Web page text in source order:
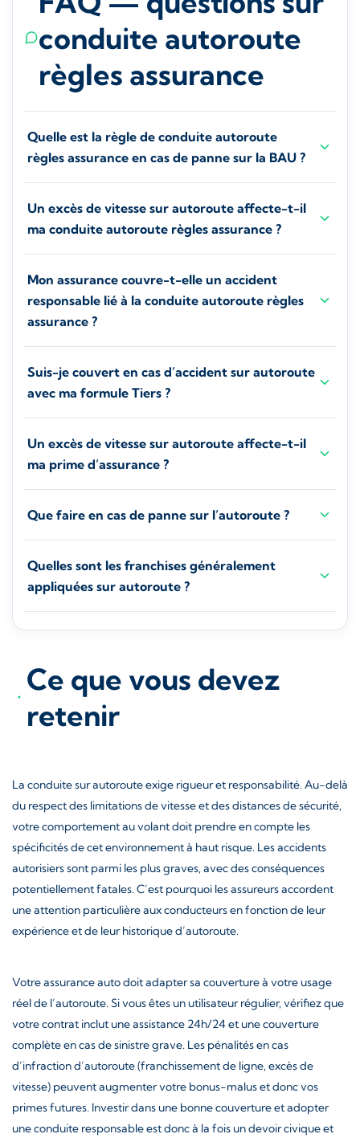
conduite autoroute
règles assurance
Quelle est la règle de conduite autoroute
règles assurance en cas de panne sur la BAU ?
Un excès de vitesse sur autoroute affecte-t-il
ma conduite autoroute règles assurance ?
Mon assurance couvre-t-elle un accident
responsable lié à la conduite autoroute règles
assurance ?
Suis-je couvert en cas d’accident sur autoroute
avec ma formule Tiers ?
Un excès de vitesse sur autoroute affecte-t-il
ma prime d’assurance ?
Que faire en cas de panne sur l’autoroute ?
Quelles sont les franchises généralement
appliquées sur autoroute ?
Ce que vous devez
retenir
La conduite sur autoroute exige rigueur et responsabilité. Au-delà
du respect des limitations de vitesse et des distances de sécurité,
votre comportement au volant doit prendre en compte les
spécificités de cet environnement à haut risque. Les accidents
autorisiers sont parmi les plus graves, avec des conséquences
potentiellement fatales. C’est pourquoi les assureurs accordent
une attention particulière aux conducteurs en fonction de leur
expérience et de leur historique d’autoroute.
Votre assurance auto doit adapter sa couverture à votre usage
réel de l’autoroute. Si vous êtes un utilisateur régulier, vérifiez que
votre contrat inclut une assistance 24h/24 et une couverture
complète en cas de sinistre grave. Les pénalités en cas
d’infraction d’autoroute (franchissement de ligne, excès de
vitesse) peuvent augmenter votre bonus-malus et donc vos
primes futures. Investir dans une bonne couverture et adopter
une conduite responsable est donc à la fois un devoir civique et